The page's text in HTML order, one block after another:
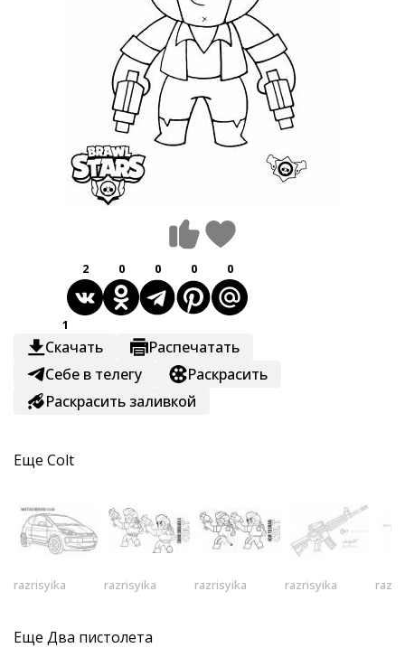
2 0 0 0 0
1
Скачать
Распечатать
Себе в телегу
Раскрасить
Раскрасить заливкой
Еще Colt
razrisyika razrisyika razrisyika razrisyika
Еще Два пистолета